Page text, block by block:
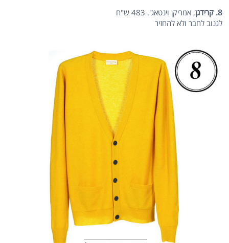
8. קרידגן
, אמריקן וינטאג'. 483 ש"ח
לגנוב לחבר ולא להחזיר